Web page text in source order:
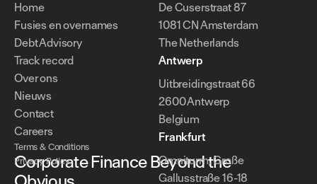
Corporate Finance Beyond the
Home
Fusies en overnames
Debt Advisory
Track record
Over ons
Nieuws
Contact
Careers
Terms & Conditions
Privacy Policy
De Cuserstraat 87
1081 CN Amsterdam
The Netherlands
Antwerp
Uitbreidingstraat 66
2600 Antwerp
Belgium
Frankfurt
Omniturm, Große
Gallusstraße 16-18